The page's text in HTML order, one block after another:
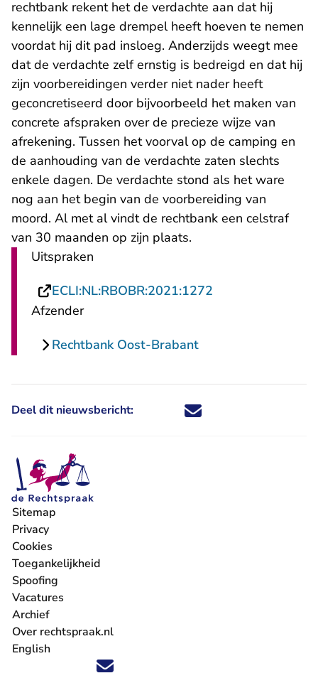
rechtbank rekent het de verdachte aan dat hij
kennelijk een lage drempel heeft hoeven te nemen
voordat hij dit pad insloeg. Anderzijds weegt mee
dat de verdachte zelf ernstig is bedreigd en dat hij
zijn voorbereidingen verder niet nader heeft
geconcretiseerd door bijvoorbeeld het maken van
concrete afspraken over de precieze wijze van
afrekening. Tussen het voorval op de camping en
de aanhouding van de verdachte zaten slechts
enkele dagen. De verdachte stond als het ware
nog aan het begin van de voorbereiding van
moord. Al met al vindt de rechtbank een celstraf
van 30 maanden op zijn plaats.
Uitspraken
ECLI:NL:RBOBR:2021:1272
Afzender
Rechtbank Oost-Brabant
Deel dit nieuwsbericht: Deel dit nieuwsbericht via X -
Deel dit nieuwsbericht via
Deel dit nieuwsbericht
Deel dit
Volg ons op X (Twitter) - U verlaat Rechtspraak.nl
Volg ons op Facebook - U verlaat Rechtspraak.nl
Volg ons op Instagram - U verlaat Rechtspraak.nl
Volg ons op Youtube - U verlaat Rechtspraak.nl
Volg ons op LinkedIn - U verlaat
'Blijf op de hoogte' nieuwsbrief - U verlaat
Sitemap
Privacy
Cookies
Toegankelijkheid
Spoofing
Vacatures
- U verlaat Rechtspraak.nl
Archief
Over rechtspraak.nl
English